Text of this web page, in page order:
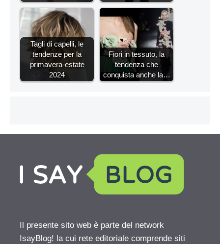
Tagli di capelli, le
tendenze per la
primavera-estate
2024
Fiori in tessuto, la
tendenza che
conquista anche la…
Il presente sito web è parte del network
IsayBlog! la cui rete editoriale comprende siti